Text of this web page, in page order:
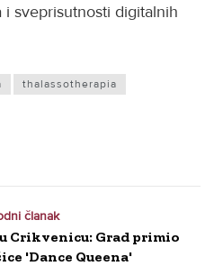
sveprisutnosti digitalnih
thalassotherapia
članak
Crikvenicu: Grad primio
'Dance Queena'